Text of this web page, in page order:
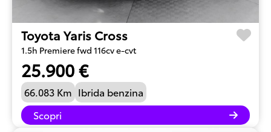
Toyota Yaris Cross
1.5h Premiere fwd 116cv e-cvt
25.900 €
66.083 Km Ibrida benzina
Scopri